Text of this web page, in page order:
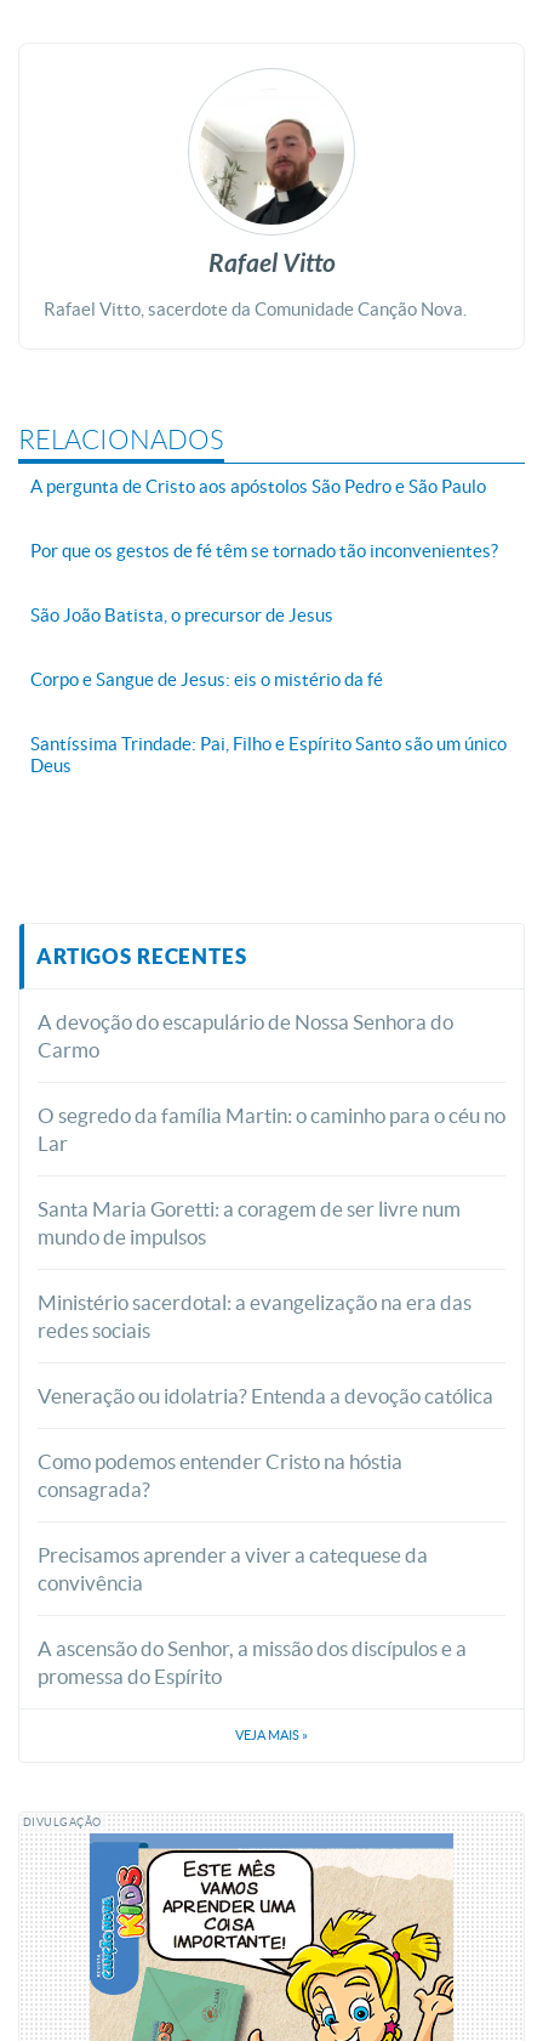
Rafael Vitto
Rafael Vitto, sacerdote da Comunidade Canção Nova.
RELACIONADOS
A pergunta de Cristo aos apóstolos São Pedro e São Paulo
Por que os gestos de fé têm se tornado tão inconvenientes?
São João Batista, o precursor de Jesus
Corpo e Sangue de Jesus: eis o mistério da fé
Santíssima Trindade: Pai, Filho e Espírito Santo são um único
Deus
ARTIGOS RECENTES
A devoção do escapulário de Nossa Senhora do
Carmo
O segredo da família Martin: o caminho para o céu no
Lar
Santa Maria Goretti: a coragem de ser livre num
mundo de impulsos
Ministério sacerdotal: a evangelização na era das
redes sociais
Veneração ou idolatria? Entenda a devoção católica
Como podemos entender Cristo na hóstia
consagrada?
Precisamos aprender a viver a catequese da
convivência
A ascensão do Senhor, a missão dos discípulos e a
promessa do Espírito
VEJA MAIS »
DIVULGAÇÃO